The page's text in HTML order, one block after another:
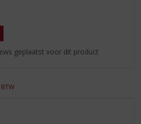
geplaatst voor dit product